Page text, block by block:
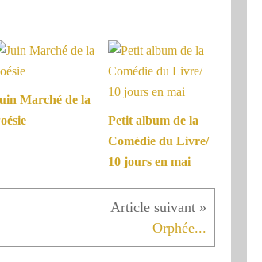
Marché de la
Petit album de la
Comédie du Livre/
10 jours en mai
Orphée...